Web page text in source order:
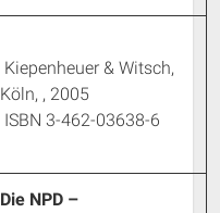
Kiepenheuer & Witsch,
Köln, , 2005
ISBN 3-462-03638-6
Die NPD –